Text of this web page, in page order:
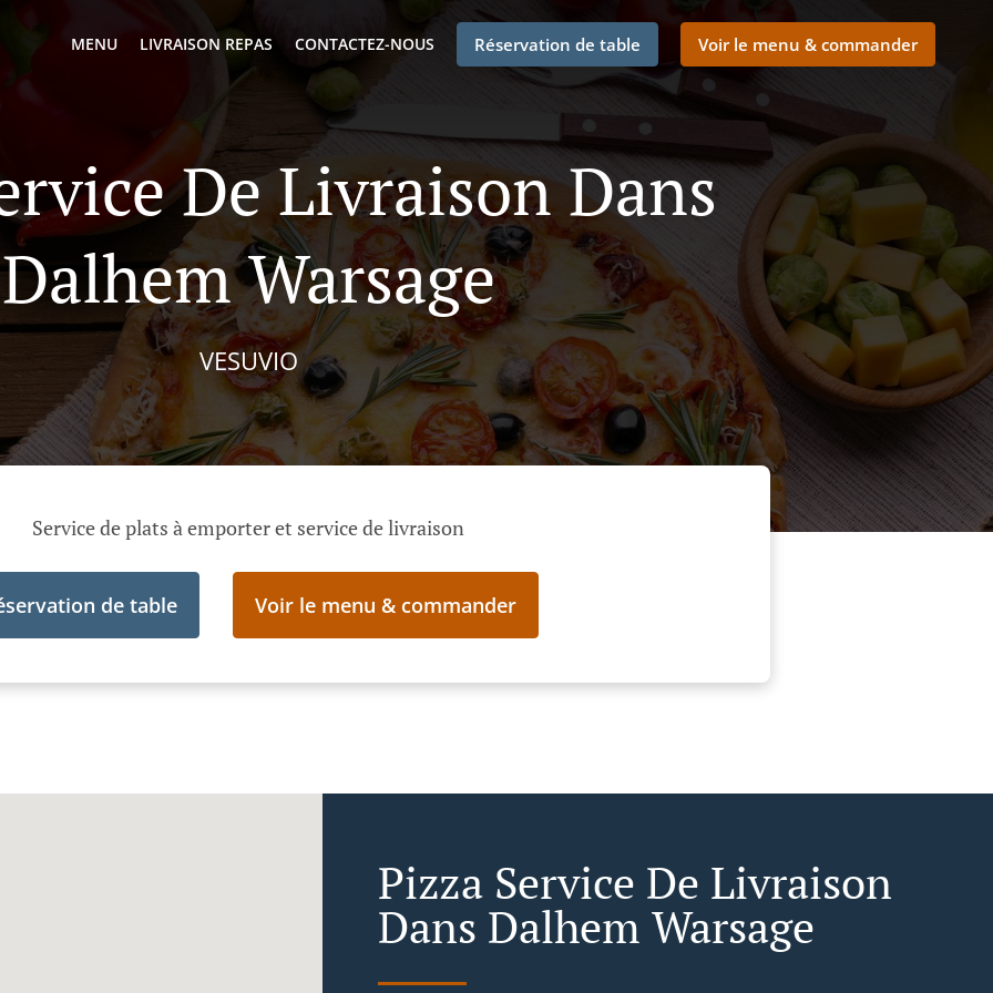
MENU LIVRAISON REPAS CONTACTEZ-NOUS Réservation de table Voir le menu & commander
De Livraison Dans
Dalhem Warsage
VESUVIO
Service de plats à emporter et service de livraison
de table Voir le menu & commander
Pizza Service De Livraison
Dans Dalhem Warsage